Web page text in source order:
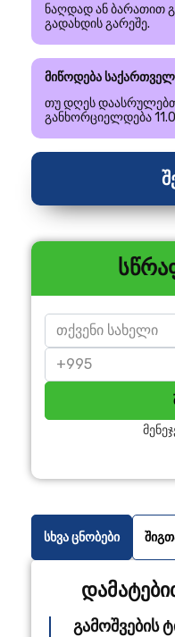
ნაღდად ან ბარათით
გადახდის გარეშე.
მიწოდება
თუ დღეს დაასრულებთ
განხორციელდება
სხვა ცნობები
გამოშვების